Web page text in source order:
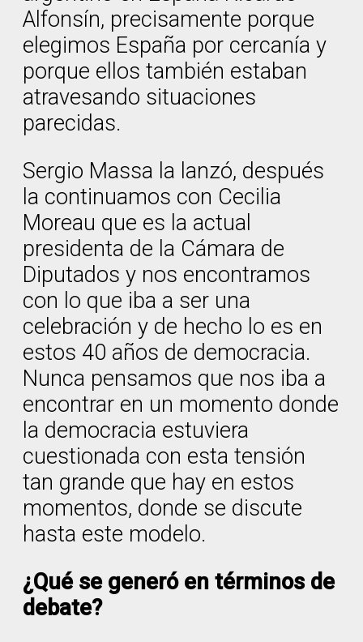
Alfonsín, precisamente porque
elegimos España por cercanía y
porque ellos también estaban
atravesando situaciones
parecidas.
Sergio Massa la lanzó, después
la continuamos con Cecilia
Moreau que es la actual
presidenta de la Cámara de
Diputados y nos encontramos
con lo que iba a ser una
celebración y de hecho lo es en
estos 40 años de democracia.
Nunca pensamos que nos iba a
encontrar en un momento donde
la democracia estuviera
cuestionada con esta tensión
tan grande que hay en estos
momentos, donde se discute
hasta este modelo.
¿Qué se generó en términos de
debate?